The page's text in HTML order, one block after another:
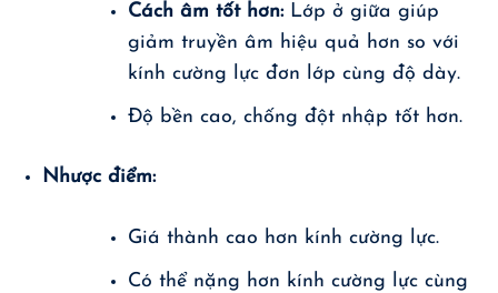
Cách âm tốt hơn:Lớp ở giữa giúp
giảm truyền âm hiệu quả hơn so với
kính cường lực đơn lớp cùng độ dày.
Độ bền cao, chống đột nhập tốt hơn.
Nhược điểm:
Giá thành cao hơn kính cường lực.
Có thể nặng hơn kính cường lực cùng